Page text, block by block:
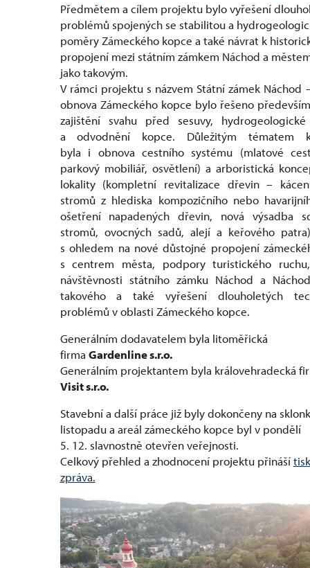
Předmětem a cílem projektu bylo vyřešení
problémů spojených se stabilitou a
poměry Zámeckého kopce a také návrat k
propojení mezi státním zámkem Náchod a
jako takovým.
V rámci projektu s názvem Státní zámek Náchod
obnova Zámeckého kopce bylo řešeno
zajištění svahu před sesuvy,
a odvodnění kopce. Důležitým tématem
byla i obnova cestního systému (mlatové
parkový mobiliář, osvětlení) a arboristická
lokality (kompletní revitalizace dřevin –
stromů z hlediska kompozičního nebo
ošetření napadených dřevin, nová výsadba
stromů, ovocných sadů, alejí a keřového
s ohledem na nové důstojné propojení
s centrem města, podpory turistického
návštěvnosti státního zámku Náchod a
takového a také vyřešení dlouholetých
problémů v oblasti Zámeckého kopce.
Generálním dodavatelem byla litoměřická
firma Gardenline s.r.o.
Generálním projektantem byla královehradecká
Visit s.r.o.
Stavební a další práce již byly dokončeny na
listopadu a areál zámeckého kopce byl v pondělí
5. 12. slavnostně otevřen veřejnosti.
Celkový přehled a zhodnocení projektu přináší
zpráva.